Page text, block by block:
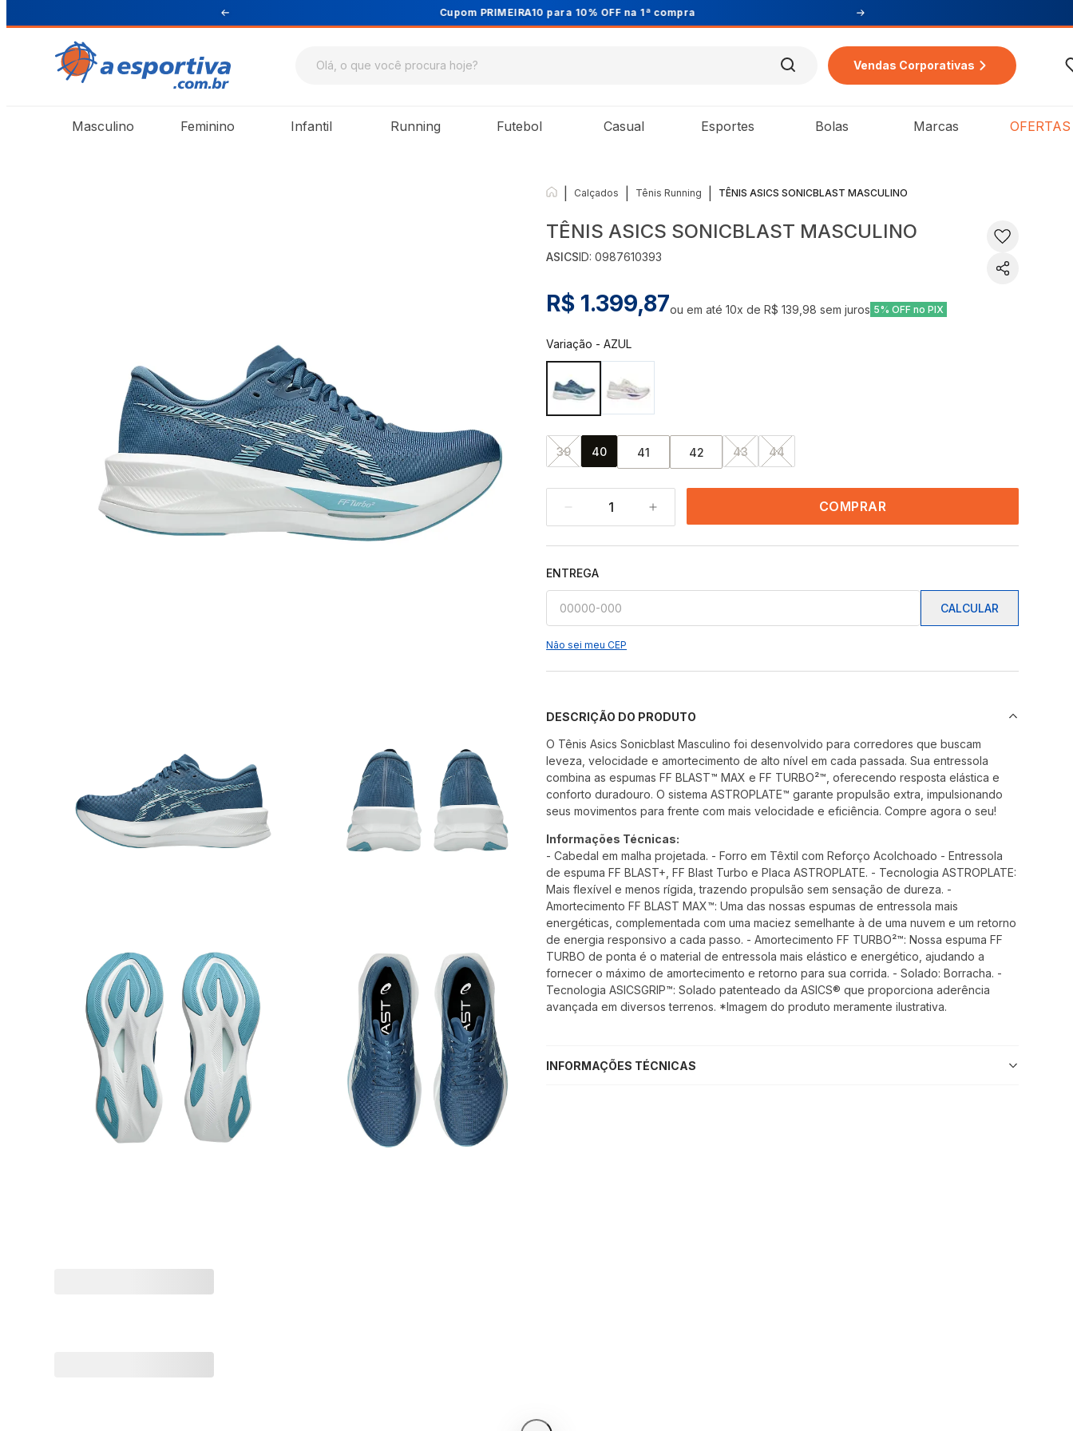
Cupom PRIMEIRA10 para 10% OFF na 1ª compra
Vendas Corporativas
Masculino Feminino Infantil Running Futebol Casual Esportes Bolas Marcas OFERTAS
Calçados Tênis Running TÊNIS ASICS SONICBLAST MASCULINO
TÊNIS ASICS SONICBLAST MASCULINO
ASICSID:0987610393
R$ 1.399,87ou em até10x deR$ 139,98 sem juros 5% OFF no PIX
Variação -AZUL
39 40 41 42 43 44
1 COMPRAR
ENTREGA
CALCULAR
Não sei meu CEP
DESCRIÇÃO DO PRODUTO
O Tênis Asics Sonicblast Masculino foi desenvolvido para corredores que buscam
leveza, velocidade e amortecimento de alto nível em cada passada. Sua entressola
combina as espumas FF BLAST™ MAX e FF TURBO²™, oferecendo resposta elástica e
conforto duradouro. O sistema ASTROPLATE™ garante propulsão extra, impulsionando
seus movimentos para frente com mais velocidade e eficiência. Compre agora o seu!
Informações Técnicas:
- Cabedal em malha projetada. - Forro em Têxtil com Reforço Acolchoado - Entressola
de espuma FF BLAST+, FF Blast Turbo e Placa ASTROPLATE. - Tecnologia ASTROPLATE:
Mais flexível e menos rígida, trazendo propulsão sem sensação de dureza. -
Amortecimento FF BLAST MAX™: Uma das nossas espumas de entressola mais
energéticas, complementada com uma maciez semelhante à de uma nuvem e um retorno
de energia responsivo a cada passo. - Amortecimento FF TURBO²™: Nossa espuma FF
TURBO de ponta é o material de entressola mais elástico e energético, ajudando a
fornecer o máximo de amortecimento e retorno para sua corrida. - Solado: Borracha. -
Tecnologia ASICSGRIP™: Solado patenteado da ASICS® que proporciona aderência
avançada em diversos terrenos. *Imagem do produto meramente ilustrativa.
INFORMAÇÕES TÉCNICAS